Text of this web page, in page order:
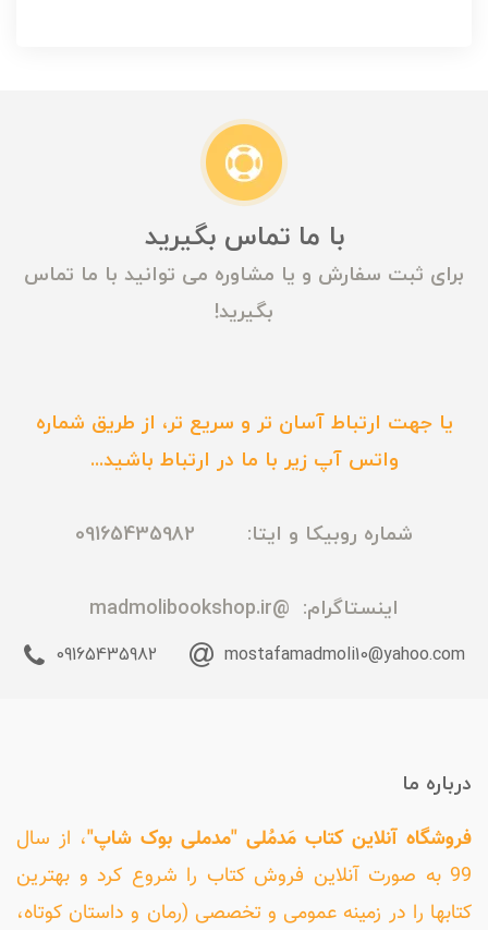
با ما تماس بگیرید
برای ثبت سفارش و یا مشاوره می توانید با ما تماس
بگیرید!
یا جهت ارتباط آسان تر و سریع تر، از طریق شماره
واتس آپ زیر با ما در ارتباط باشید...
شماره روبیکا و ایتا: 09165435982
اینستاگرام: @madmolibookshop.ir
mostafamadmoli10@yahoo.com
09165435982
درباره ما
فروشگاه آنلاین کتاب مَدمُلی "مدملی بوک شاپ"، از سال
99 به صورت آنلاین فروش کتاب را شروع کرد و بهترین
کتابها را در زمینه عمومی و تخصصی (رمان و داستان کوتاه،